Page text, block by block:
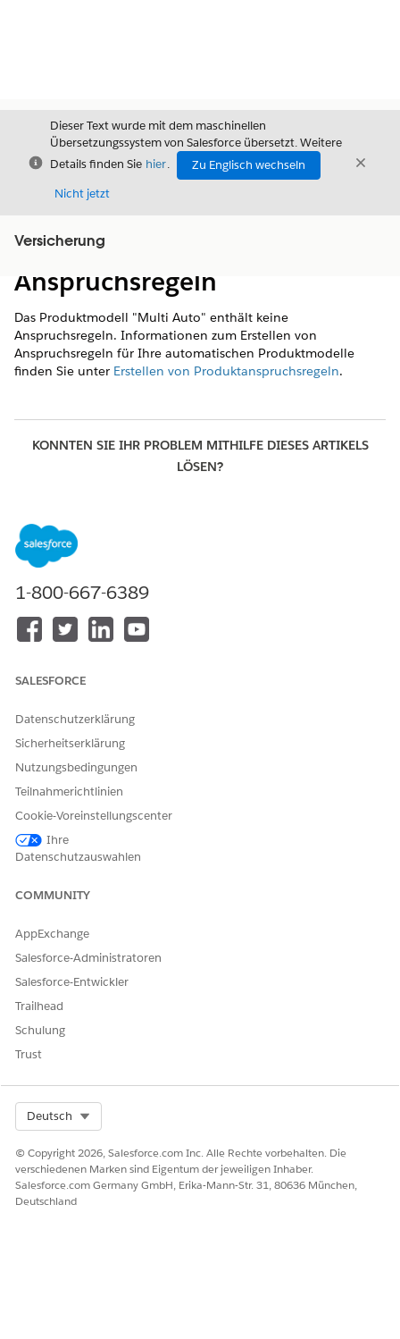
Schließen
Dieser Text wurde mit dem maschinellen
Übersetzungssystem von Salesforce übersetzt. Weitere
Details finden Sie hier.
Zu Englisch wechseln
Nicht jetzt
VersicherungInhalt anzeigen
Inhalt
Anspruchsregeln
Das Produktmodell "Multi Auto" enthält keine
Anspruchsregeln. Informationen zum Erstellen von
Anspruchsregeln für Ihre automatischen Produktmodelle
finden Sie unter Erstellen von Produktanspruchsregeln.
KONNTEN SIE IHR PROBLEM MITHILFE DIESES ARTIKELS
LÖSEN?
1-800-667-6389
SALESFORCE
Datenschutzerklärung
Sicherheitserklärung
Nutzungsbedingungen
Teilnahmerichtlinien
Cookie-Voreinstellungscenter
Ihre
Datenschutzauswahlen
COMMUNITY
AppExchange
Salesforce-Administratoren
Salesforce-Entwickler
Trailhead
Schulung
Trust
Deutsch
© Copyright 2026, Salesforce.com Inc. Alle Rechte vorbehalten. Die
verschiedenen Marken sind Eigentum der jeweiligen Inhaber.
Salesforce.com Germany GmbH, Erika-Mann-Str. 31, 80636 München,
Deutschland